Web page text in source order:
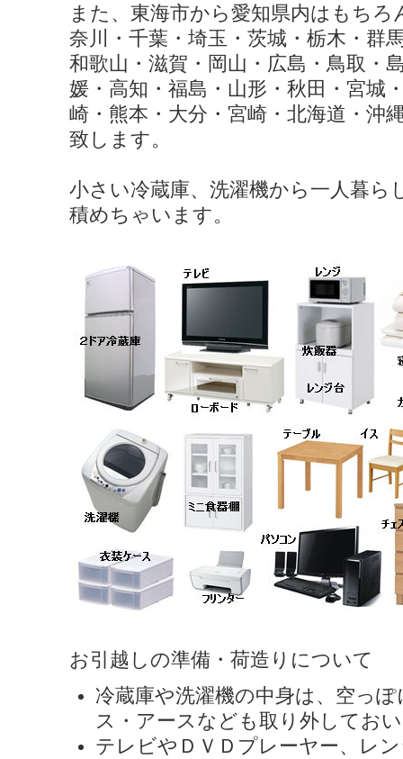
また、東海市から愛知県内はもちろ
奈川・千葉・埼玉・茨城・栃木・群
和歌山・滋賀・岡山・広島・鳥取・
媛・高知・福島・山形・秋田・宮城
崎・熊本・大分・宮崎・北海道・沖
致します。
小さい冷蔵庫、洗濯機から一人暮
積めちゃいます。
お引越しの準備・荷造りについて
冷蔵庫や洗濯機の中身は、空っ
ス・アースなども取り外してお
テレビやＤＶＤプレーヤー、レ